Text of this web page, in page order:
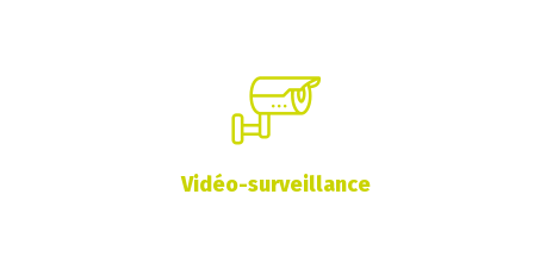
Vidéo-surveillance